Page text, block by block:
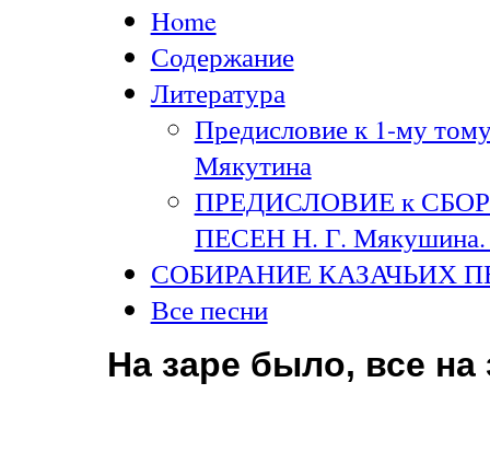
Home
Содержание
Литература
Предисловие к 1-му
Мякутина
ПРЕДИСЛОВИЕ к
ПЕСЕН Н. Г. Мякушина.
СОБИРАНИЕ КАЗАЧЬИХ
Все песни
На заре было, все